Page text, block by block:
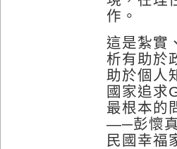
作。
這是紮實
析有助於
助於個人
國家追求
最根本的
—─彭懷
民國幸福